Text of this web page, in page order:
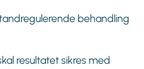
behandling
resultatet sikres med